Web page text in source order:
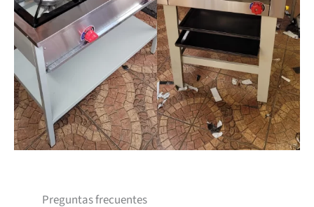
Preguntas frecuentes